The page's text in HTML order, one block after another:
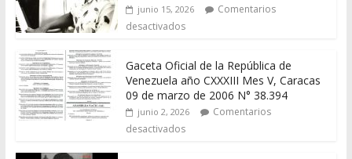
junio 15, 2026
Comentarios
desactivados
Gaceta Oficial de la República de
Venezuela año CXXXIII Mes V, Caracas
09 de marzo de 2006 N° 38.394
junio 2, 2026
Comentarios
desactivados